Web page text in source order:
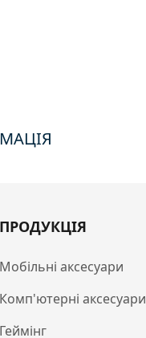
ПРОДУКЦІЯ
Мобільні аксесуари
Комп'ютерні аксесуари
Геймінг